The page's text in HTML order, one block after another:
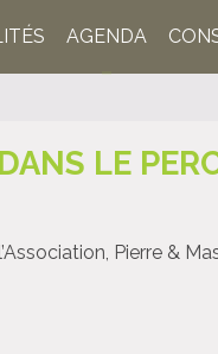
AGENDA
LE
Pierre &